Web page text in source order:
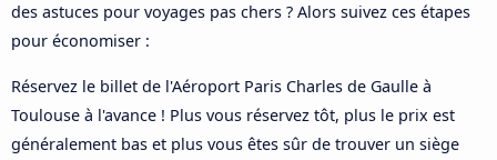
des astuces pour voyages pas chers ? Alors suivez ces étapes
pour économiser :
Réservez le billet de l'Aéroport Paris Charles de Gaulle à
Toulouse à l'avance ! Plus vous réservez tôt, plus le prix est
généralement bas et plus vous êtes sûr de trouver un siège